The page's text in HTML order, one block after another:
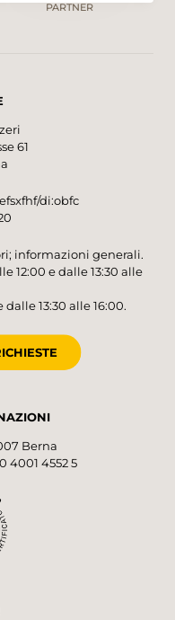
PARTNER
61
di:obfc
informazioni generali.
12:00 e dalle 13:30 alle
13:30 alle 16:00.
Berna
4001 4552 5